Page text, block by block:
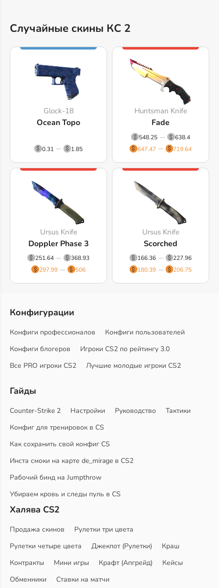
Случайные скины КС 2
Glock-18
Ocean Topo
0.31 1.85
Huntsman Knife
Fade
548.25
638.4
647.47
719.64
Ursus Knife
Doppler Phase 3
251.64
368.93
297.99
506
Ursus Knife
Scorched
166.36
227.96
180.39
206.75
Конфигурации
Конфиги профессионалов
Конфиги пользователей
Конфиги блогеров
Игроки CS2 по рейтингу 3.0
Все PRO игроки CS2
Лучшие молодые игроки CS2
Гайды
Counter-Strike 2 Настройки Руководство
Тактики
Конфиг для тренировок в CS
Как сохранить свой конфиг CS
Инста смоки на карте de_mirage в CS2
Рабочий бинд на Jumpthrow
Убираем кровь и следы пуль в CS
Халява CS2
Продажа скинов
Рулетки три цвета
Рулетки четыре цвета
Джекпот (Рулетки)
Краш
Контракты
Мини игры Крафт (Апгрейд)
Кейсы
Обменники
Ставки на матчи